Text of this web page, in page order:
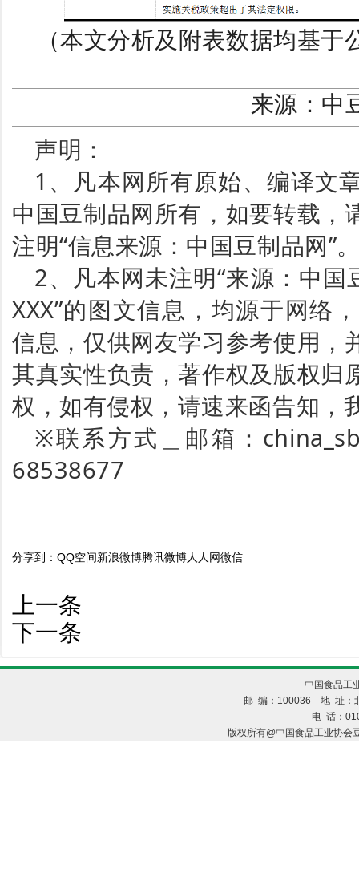
（本文分析及附表数据均基
来源：中
声明：
1、凡本网所有原始、编译文
中国豆制品网所有，如要转载，
注明“信息来源：中国豆制品网”
2、凡本网未注明“来源：中国
XXX”的图文信息，均源于网络
信息，仅供网友学习参考使用，
其真实性负责，著作权及版权归
权，如有侵权，请速来函告知，
※联系方式＿邮箱：
68538677
分享到： QQ空间新浪微博腾讯微博人人网微信
上一条
下一条
中国食品工
邮 编：100036 地 址：
电 话：
版权所有@中国食品工业协